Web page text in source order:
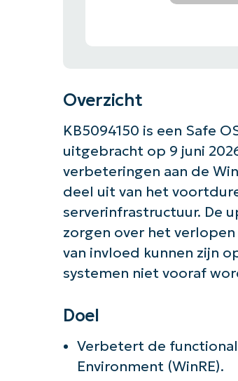
Overzicht
KB5094150 is een Safe
uitgebracht op 9 juni
verbeteringen aan de
deel uit van het
serverinfrastructuur. De
zorgen over het
van invloed kunnen zijn
systemen niet vooraf
Doel
Verbetert de
Environment (WinRE).